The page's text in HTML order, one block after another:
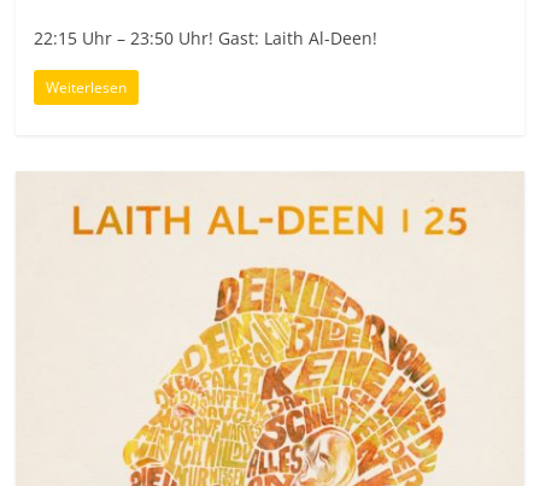
22:15 Uhr – 23:50 Uhr! Gast: Laith Al-Deen!
Weiterlesen